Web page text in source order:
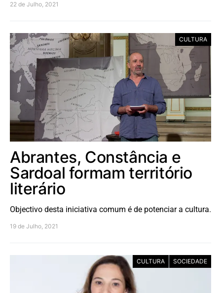
22 de Julho, 2021
CULTURA
Abrantes, Constância e
Sardoal formam território
literário
Objectivo desta iniciativa comum é de potenciar a cultura.
19 de Julho, 2021
CULTURA SOCIEDADE